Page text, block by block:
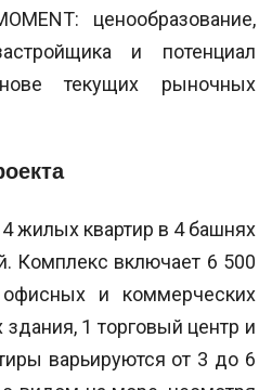
ценообразование,
и потенциал
текущих рыночных
жилых квартир в 4 башнях
Комплекс включает 6 500
и коммерческих
1 торговый центр и
варьируются от 3 до 6